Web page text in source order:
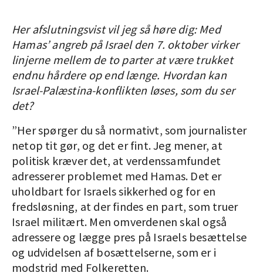
Her afslutningsvist vil jeg så høre dig: Med
Hamas’ angreb på Israel den 7. oktober virker
linjerne mellem de to parter at være trukket
endnu hårdere op end længe. Hvordan kan
Israel-Palæstina-konflikten løses, som du ser
det?
”Her spørger du så normativt, som journalister
netop tit gør, og det er fint. Jeg mener, at
politisk kræver det, at verdenssamfundet
adresserer problemet med Hamas. Det er
uholdbart for Israels sikkerhed og for en
fredsløsning, at der findes en part, som truer
Israel militært. Men omverdenen skal også
adressere og lægge pres på Israels besættelse
og udvidelsen af bosættelserne, som er i
modstrid med Folkeretten.